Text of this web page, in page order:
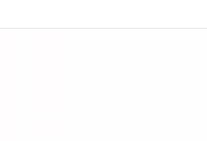
crisi dell’economia russa